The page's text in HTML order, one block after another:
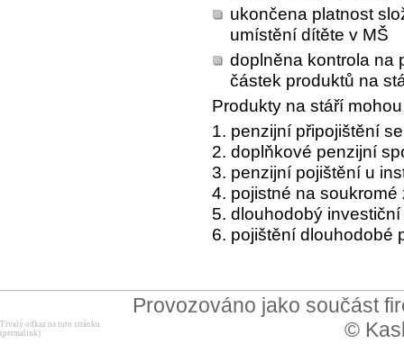
ukončena platnost
umístění dítěte v MŠ
doplněna kontrola na
částek produktů na
Produkty na stáří
1. penzijní připojištění
2. doplňkové penzijní
3. penzijní pojištění u
4. pojistné na
5. dlouhodobý
6. pojištění dlouhodobé
Provozováno jako součást
©
Trvalý odkaz na tuto stránku
(permalink)